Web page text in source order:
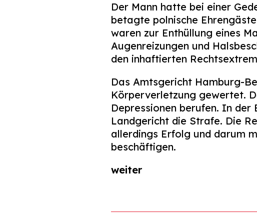
Der Mann hatte bei einer
betagte polnische
waren zur Enthüllung eines
Augenreizungen und
den inhaftierten
Das Amtsgericht Hamburg-
Körperverletzung gewertet.
Depressionen berufen. In
Landgericht die Strafe. Die
allerdings Erfolg und darum
beschäftigen.
weiter